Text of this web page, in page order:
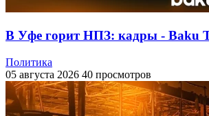
В Уфе горит НПЗ: кадры - Baku
Политика
05 августа 2026 40 просмотров